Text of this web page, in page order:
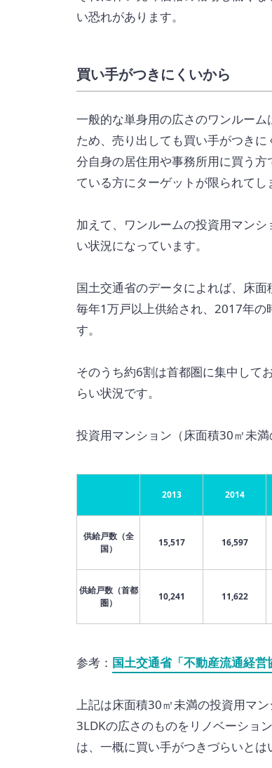
い恐れがあります。
買い手がつきにくいから
一般的な単身用の広さのワンルー
ため、売り出しても買い手がつき
分自身の居住用や事務所用に買う
ている方にターゲットが限られてし
加えて、ワンルームの投資用マン
い状況になっています。
国土交通省のデータによれば、床
毎年1万戸以上供給され、2017年
す。
そのうち約6割は首都圏に集中して
らい状況です。
投資用マンション（床面積30㎡未
2013 2014
供給戸数（全
国）
15,517 16,597
供給戸数（首都
圏）
10,241 11,622
参考： 国土交通省「不動産流通経
上記は床面積30㎡未満の投資用マ
3LDKの広さのものをリノベーショ
は、一概に買い手がつきづらいと